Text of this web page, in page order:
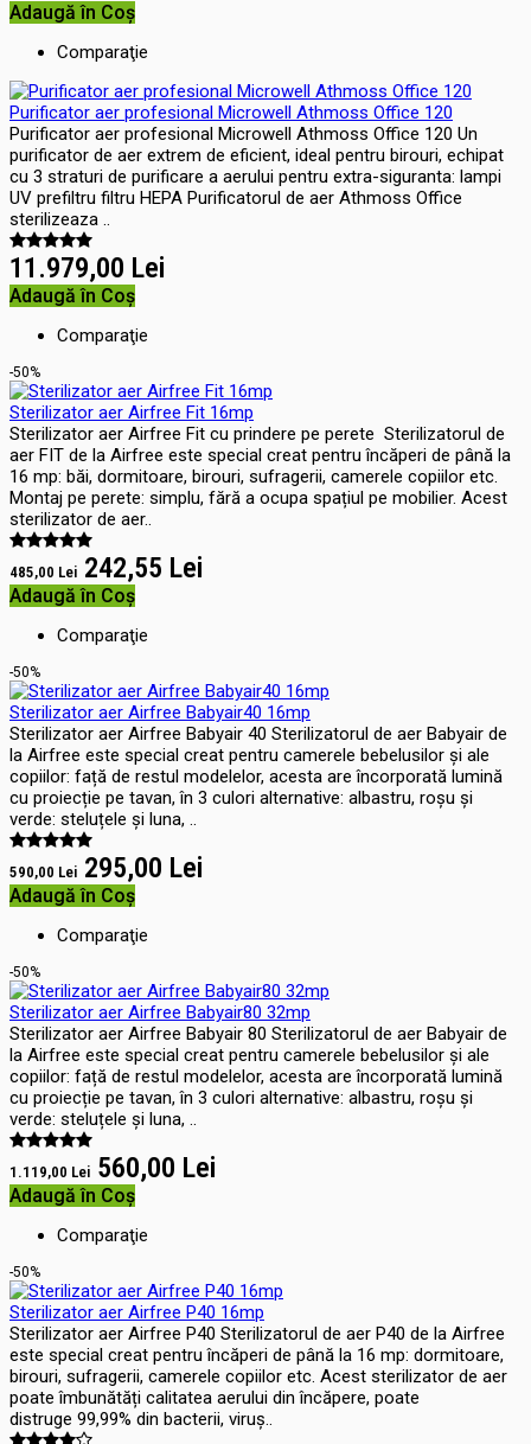
Adaugă în Coş
Comparaţie
Purificator aer profesional Microwell Athmoss Office 120
Purificator aer profesional Microwell Athmoss Office 120 Un
purificator de aer extrem de eficient, ideal pentru birouri, echipat
cu 3 straturi de purificare a aerului pentru extra-siguranta: lampi
UV prefiltru filtru HEPA Purificatorul de aer Athmoss Office
sterilizeaza ..
11.979,00 Lei
Adaugă în Coş
Comparaţie
-50%
Sterilizator aer Airfree Fit 16mp
Sterilizator aer Airfree Fit cu prindere pe perete Sterilizatorul de
aer FIT de la Airfree este special creat pentru încăperi de până la
16 mp: băi, dormitoare, birouri, sufragerii, camerele copiilor etc.
Montaj pe perete: simplu, fără a ocupa spațiul pe mobilier. Acest
sterilizator de aer..
485,00 Lei 242,55 Lei
Adaugă în Coş
Comparaţie
-50%
Sterilizator aer Airfree Babyair40 16mp
Sterilizator aer Airfree Babyair 40 Sterilizatorul de aer Babyair de
la Airfree este special creat pentru camerele bebelusilor și ale
copiilor: față de restul modelelor, acesta are încorporată lumină
cu proiecție pe tavan, în 3 culori alternative: albastru, roșu și
verde: steluțele și luna, ..
590,00 Lei 295,00 Lei
Adaugă în Coş
Comparaţie
-50%
Sterilizator aer Airfree Babyair80 32mp
Sterilizator aer Airfree Babyair 80 Sterilizatorul de aer Babyair de
la Airfree este special creat pentru camerele bebelusilor și ale
copiilor: față de restul modelelor, acesta are încorporată lumină
cu proiecție pe tavan, în 3 culori alternative: albastru, roșu și
verde: steluțele și luna, ..
1.119,00 Lei 560,00 Lei
Adaugă în Coş
Comparaţie
-50%
Sterilizator aer Airfree P40 16mp
Sterilizator aer Airfree P40 Sterilizatorul de aer P40 de la Airfree
este special creat pentru încăperi de până la 16 mp: dormitoare,
birouri, sufragerii, camerele copiilor etc. Acest sterilizator de aer
poate îmbunătăți calitatea aerului din încăpere, poate
distruge 99,99% din bacterii, viruș..